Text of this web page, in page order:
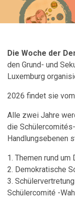
Die Woche der
den Grund- und
Luxemburg
2026 findet sie vom
Alle zwei Jahre
die
Handlungsebenen
1. Themen rund
2. Demokratische
3.
Schülercomité -